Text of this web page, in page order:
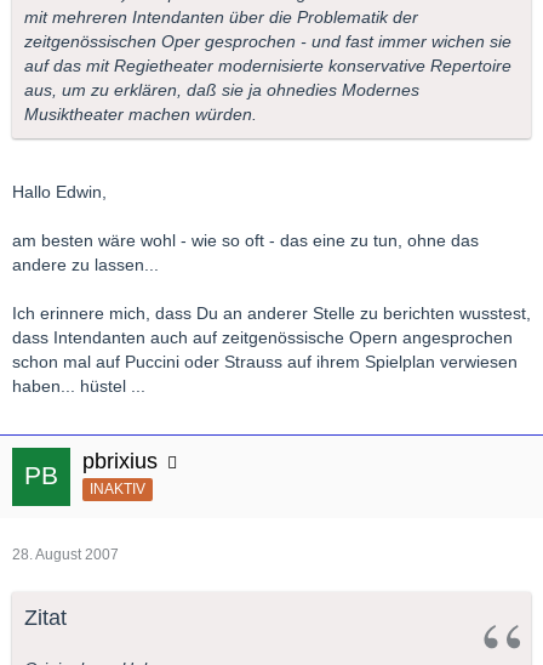
mit mehreren Intendanten über die Problematik der
zeitgenössischen Oper gesprochen - und fast immer wichen sie
auf das mit Regietheater modernisierte konservative Repertoire
aus, um zu erklären, daß sie ja ohnedies Modernes
Musiktheater machen würden.
Hallo Edwin,
am besten wäre wohl - wie so oft - das eine zu tun, ohne das
andere zu lassen...
Ich erinnere mich, dass Du an anderer Stelle zu berichten wusstest,
dass Intendanten auch auf zeitgenössische Opern angesprochen
schon mal auf Puccini oder Strauss auf ihrem Spielplan verwiesen
haben... hüstel ...
pbrixius
INAKTIV
28. August 2007
Zitat